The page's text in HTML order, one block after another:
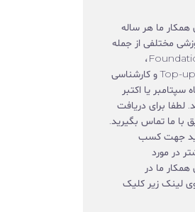
همکار ما هر ساله
مختلفی از جمله
دوره‌های Foundation،
کارشناسی، Top-up و کارشناسی
سپتامبر یا اکتبر
لطفا برای دریافت
با ما تماس بگیرید.
جهت کسب
در مورد
ما در
لینک زیر کلیک